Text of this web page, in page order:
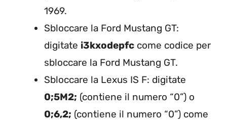
1969.
Sbloccare la Ford Mustang GT:
digitate i3kxodepfc come codice per
sbloccare la Ford Mustang GT.
Sbloccare la Lexus IS F: digitate
0;5M2; (contiene il numero “0”) o
0;6,2; (contiene il numero “0”) come